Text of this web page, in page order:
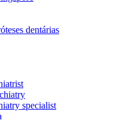
dentárias
specialist